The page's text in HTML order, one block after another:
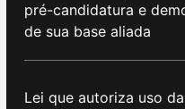
pré-candidatura e
de sua base aliada
Lei que autoriza uso